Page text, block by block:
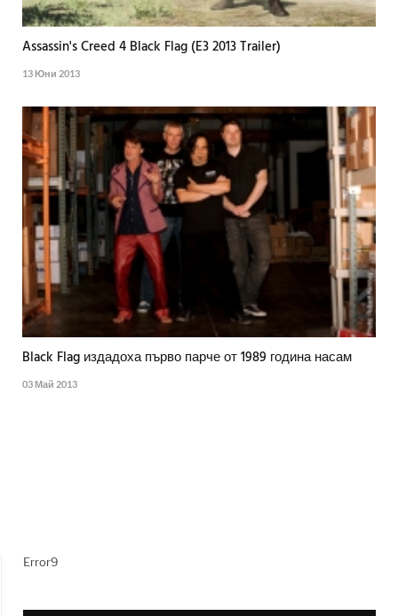
Assassin's Creed 4 Black Flag (E3 2013 Trailer)
13 Юни 2013
Black Flag издадоха първо парче от 1989 година насам
03 Май 2013
Error9